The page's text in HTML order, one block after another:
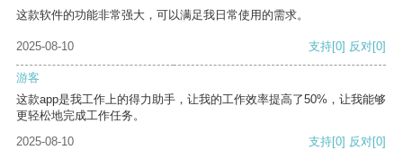
这款软件的功能非常强大，可以满足我日常使用的需求。
2025-08-10 支持[0] 反对[0]
游客
这款app是我工作上的得力助手，让我的工作效率提高了50%，让我能够
更轻松地完成工作任务。
2025-08-10
支持[0] 反对[0]